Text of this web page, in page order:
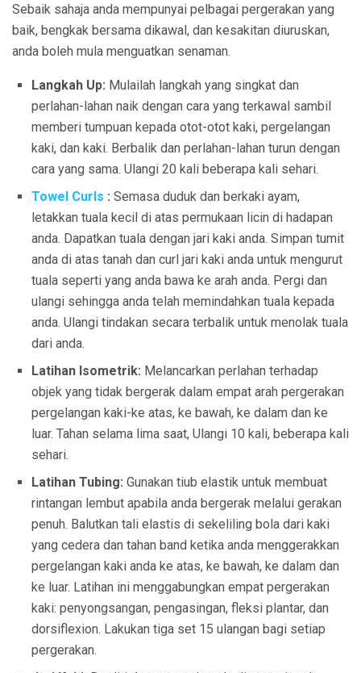
Sebaik sahaja anda mempunyai pelbagai pergerakan yang
baik, bengkak bersama dikawal, dan kesakitan diuruskan,
anda boleh mula menguatkan senaman.
Langkah Up: Mulailah langkah yang singkat dan
perlahan-lahan naik dengan cara yang terkawal sambil
memberi tumpuan kepada otot-otot kaki, pergelangan
kaki, dan kaki. Berbalik dan perlahan-lahan turun dengan
cara yang sama. Ulangi 20 kali beberapa kali sehari.
Towel Curls : Semasa duduk dan berkaki ayam,
letakkan tuala kecil di atas permukaan licin di hadapan
anda. Dapatkan tuala dengan jari kaki anda. Simpan tumit
anda di atas tanah dan curl jari kaki anda untuk mengurut
tuala seperti yang anda bawa ke arah anda. Pergi dan
ulangi sehingga anda telah memindahkan tuala kepada
anda. Ulangi tindakan secara terbalik untuk menolak tuala
dari anda.
Latihan Isometrik: Melancarkan perlahan terhadap
objek yang tidak bergerak dalam empat arah pergerakan
pergelangan kaki-ke atas, ke bawah, ke dalam dan ke
luar. Tahan selama lima saat, Ulangi 10 kali, beberapa kali
sehari.
Latihan Tubing: Gunakan tiub elastik untuk membuat
rintangan lembut apabila anda bergerak melalui gerakan
penuh. Balutkan tali elastis di sekeliling bola dari kaki
yang cedera dan tahan band ketika anda menggerakkan
pergelangan kaki anda ke atas, ke bawah, ke dalam dan
ke luar. Latihan ini menggabungkan empat pergerakan
kaki: penyongsangan, pengasingan, fleksi plantar, dan
dorsiflexion. Lakukan tiga set 15 ulangan bagi setiap
pergerakan.